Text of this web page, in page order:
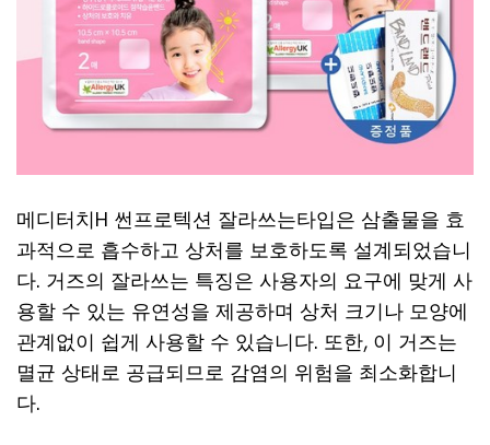
메디터치H 썬프로텍션 잘라쓰는타입은 삼출물을 효
과적으로 흡수하고 상처를 보호하도록 설계되었습니
다. 거즈의 잘라쓰는 특징은 사용자의 요구에 맞게 사
용할 수 있는 유연성을 제공하며 상처 크기나 모양에
관계없이 쉽게 사용할 수 있습니다. 또한, 이 거즈는
멸균 상태로 공급되므로 감염의 위험을 최소화합니
다.